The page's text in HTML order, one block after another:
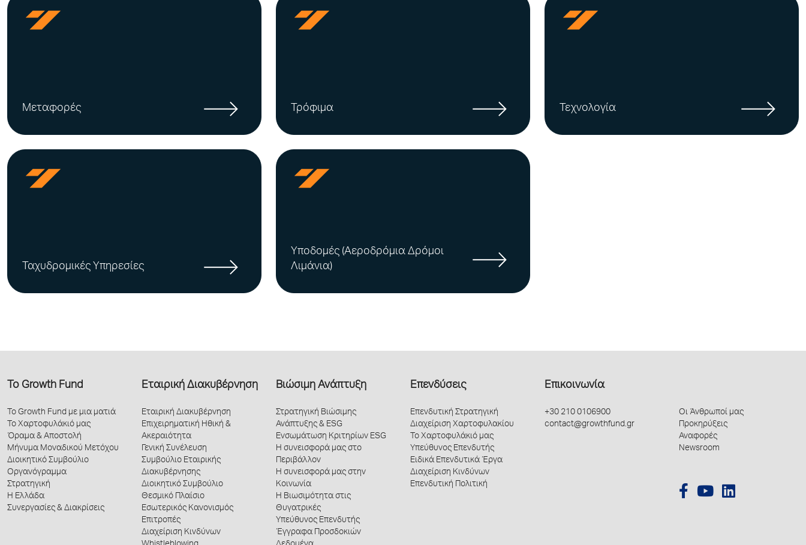
Μεταφορές Τρόφιμα Τεχνολογία
Ταχυδρομικές Υπηρεσίες
Υποδομές (Αεροδρόμια Δρόμοι
Λιμάνια)
Το Growth Fund
Το Growth Fund με μια ματιά
Το Χαρτοφυλάκιό μας
Όραμα & Αποστολή
Μήνυμα Μοναδικού Μετόχου
Διοικητικό Συμβούλιο
Οργανόγραμμα
Στρατηγική
Η Ελλάδα
Συνεργασίες & Διακρίσεις
Εταιρική Διακυβέρνηση
Εταιρική Διακυβέρνηση
Επιχειρηματική Ηθική &
Ακεραιότητα
Γενική Συνέλευση
Συμβούλιο Εταιρικής
Διακυβέρνησης
Διοικητικό Συμβούλιο
Θεσμικό Πλαίσιο
Εσωτερικός Κανονισμός
Επιτροπές
Διαχείριση Κινδύνων
Βιώσιμη Ανάπτυξη
Στρατηγική Βιώσιμης
Ανάπτυξης & ESG
Ενσωμάτωση Κριτηρίων ESG
Η συνεισφορά μας στο
Περιβάλλον
Η συνεισφορά μας στην
Κοινωνία
Η Βιωσιμότητα στις
Θυγατρικές
Υπεύθυνος Επενδυτής
Έγγραφα Προσδοκιών
Επενδύσεις
Επενδυτική Στρατηγική
Διαχείριση Χαρτοφυλακίου
Το Χαρτοφυλάκιό μας
Υπεύθυνος Επενδυτής
Ειδικά Επενδυτικά Έργα
Διαχείριση Κινδύνων
Επενδυτική Πολιτική
Επικοινωνία
+30 210 0106900
contact@growthfund.gr
Οι Άνθρωποί μας
Προκηρύξεις
Αναφορές
Newsroom